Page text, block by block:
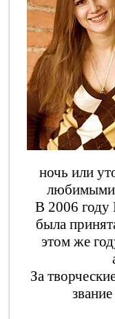
ночь или
любимыми
В 2006 году
была
этом же
За